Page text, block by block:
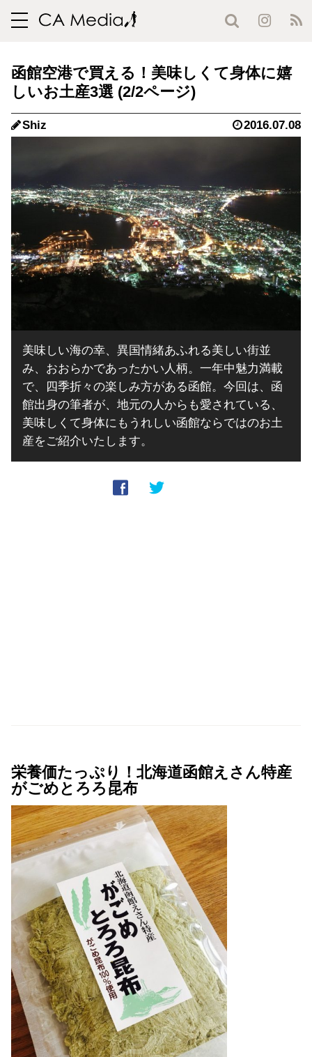
toggle
函館空港で買える！美味しくて身体に嬉
しいお土産3選 (2/2ページ)
Shiz 2016.07.08
美味しい海の幸、異国情緒あふれる美しい街並
み、おおらかであったかい人柄。一年中魅力満載
で、四季折々の楽しみ方がある函館。今回は、函
館出身の筆者が、地元の人からも愛されている、
美味しくて身体にもうれしい函館ならではのお土
産をご紹介いたします。
栄養価たっぷり！北海道函館えさん特産
がごめとろろ昆布